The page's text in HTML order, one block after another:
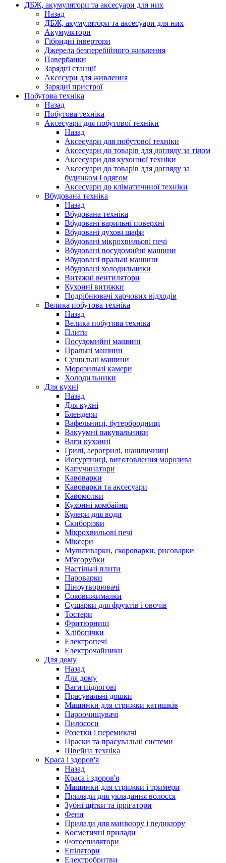
ДБЖ, акумулятори та аксесуари для них
Назад
ДБЖ, акумулятори та аксесуари для них
Акумулятори
Гібридні інвертори
Джерела безперебійного живлення
Павербанки
Зарядні станції
Аксесури для живлення
Зарядні пристрої
Побутова техніка
Назад
Побутова техніка
Аксесуари для побутової техніки
Назад
Аксесуари для побутової техніки
Аксесуари до товарів для догляду за тілом
Аксесуари для кухонної техніки
Аксесуари до товарів для догляду за
будинком і одягом
Аксесуари до кліматичнної техніки
Вбудована техніка
Назад
Вбудована техніка
Вбудовані варильні поверхні
Вбудовані духові шафи
Вбудовані мікрохвильові печі
Вбудовані посудомийні машини
Вбудовані пральні машини
Вбудовані холодильники
Витяжні вентилятори
Кухонні витяжки
Подрібнювачі харчових відходів
Велика побутова техніка
Назад
Велика побутова техніка
Плити
Посудомийні машини
Пральні машини
Сушильні машини
Морозильні камери
Холодильники
Для кухні
Назад
Для кухні
Блендери
Вафельниці, бутербродниці
Вакуумні пакувальники
Ваги кухонні
Грилі, аерогрилі, шашличниці
Йогуртниці, виготовлення морозива
Капучинатори
Кавоварки
Кавоварки та аксесуари
Кавомолки
Кухонні комбайни
Кулери для води
Скиборізки
Мікрохвильові печі
Міксери
Мультиварки, скороварки, рисоварки
М'ясорубки
Настільні плити
Пароварки
Піноутворювачі
Соковижималки
Сушарки для фруктів і овочів
Тостери
Фритюрниці
Хлібопічки
Електропечі
Електрочайники
Для дому
Назад
Для дому
Ваги підлогові
Прасувальні дошки
Машинки для стрижки катишків
Пароочищувачі
Пилососи
Розетки і перемикачі
Праски та прасувальні системи
Швейна техніка
Краса і здоров'я
Назад
Краса і здоров'я
Машинки для стрижки і тримери
Прилади для укладання волосся
Зубні щітки та іррігатори
Фени
Прилади для манікюру і педикюру
Косметичні прилади
Фотоепилятори
Епілятори
Електробритви